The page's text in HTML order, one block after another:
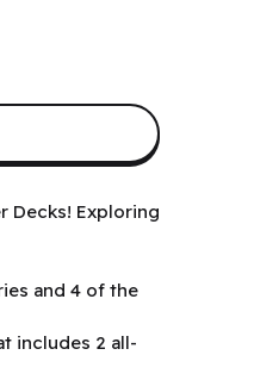
Decks! Exploring
and 4 of the
includes 2 all-